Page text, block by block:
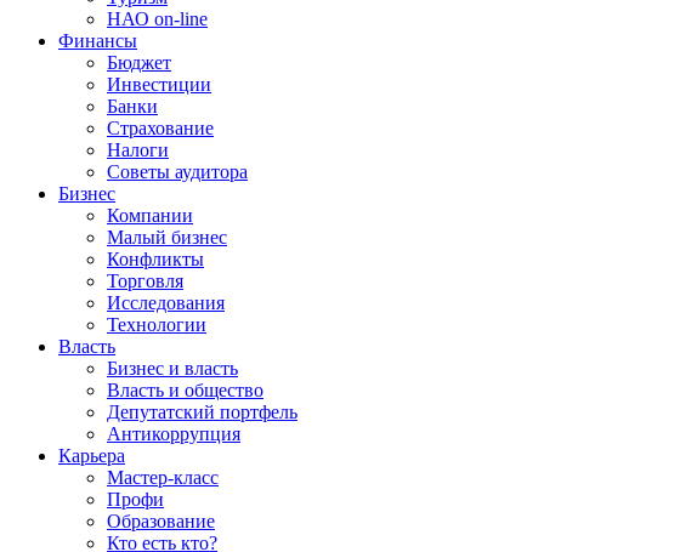
НАО on-line
Финансы
Бюджет
Инвестиции
Банки
Страхование
Налоги
Советы аудитора
Бизнес
Компании
Малый бизнес
Конфликты
Торговля
Исследования
Технологии
Власть
Бизнес и власть
Власть и общество
Депутатский портфель
Антикоррупция
Карьера
Мастер-класс
Профи
Образование
Кто есть кто?